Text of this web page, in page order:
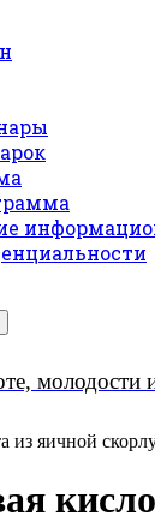
молодости
из яичной